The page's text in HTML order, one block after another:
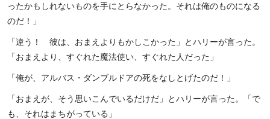
ったかもしれないものを手にとらなかった。それは俺のものになる
のだ！」
「違う！ 彼は、おまえよりもかしこかった」とハリーが言った。
「おまえより、すぐれた魔法使い、すぐれた人だった」
「俺が、アルバス・ダンブルドアの死をなしとげたのだ！」
「おまえが、そう思いこんでいるだけだ」とハリーが言った。「で
も、それはまちがっている」